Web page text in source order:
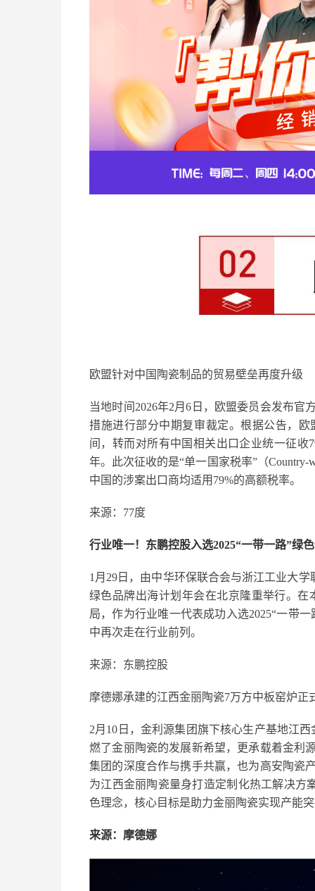
欧盟针对中国陶瓷制品的贸易壁垒再度升级
当地时间2026年2月6日，欧盟委员会发布
措施进行部分中期复审裁定。根据公告，
间，转而对所有中国相关出口企业统一征收
年。此次征收的是“单一国家税率”（
中国的涉案出口商均适用79%的高额税率。
来源：77度
行业唯一！东鹏控股入选2025“一带一路”绿
1月29日，由中华环保联合会与浙江工业大
绿色品牌出海计划年会在北京隆重举行。
局，作为行业唯一代表成功入选2025“一带
中再次走在行业前列。
来源：东鹏控股
摩德娜承建的江西金丽陶瓷7万方中板窑炉正
2月10日，金利源集团旗下核心生产基地江
燃了金丽陶瓷的发展新希望，更承载着金利
集团的深度合作与携手共赢，也为高安陶瓷
为江西金丽陶瓷量身打造定制化热工解决方
色理念，核心目标是助力金丽陶瓷实现产能
来源：摩德娜